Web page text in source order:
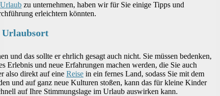
Urlaub zu unternehmen, haben wir für Sie einige Tipps und
erleichtern könnten.
Urlaubsort
und das sollte er ehrlich gesagt auch nicht. Sie müssen bedenken,
Erlebnis und neue Erfahrungen machen werden, die Sie auch
also direkt auf eine Reise in ein fernes Land, sodass Sie mit dem
und auf ganz neue Kulturen stoßen, kann das für kleine Kinder
auf Ihre Stimmungslage im Urlaub auswirken kann.